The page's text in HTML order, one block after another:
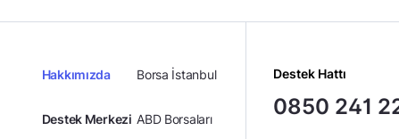
Hakkımızda
Destek Merkezi
Borsa İstanbul
ABD Borsaları
Destek Hattı
0850 241